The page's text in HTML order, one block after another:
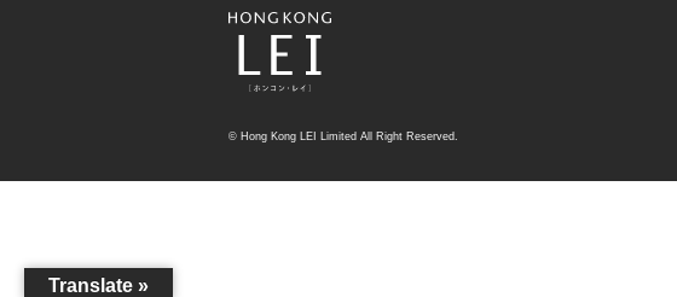
© Hong Kong LEI Limited All Right Reserved.
Translate »